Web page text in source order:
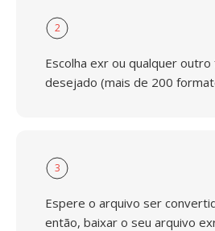
2
Escolha exr ou qualquer
desejado (mais de 200
3
Espere o arquivo ser
então, baixar o seu arquivo